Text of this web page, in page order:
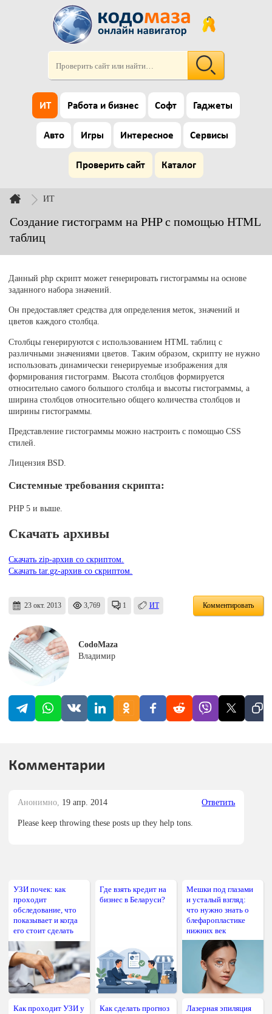
ИТ Работа и бизнес Софт Гаджеты
Авто Игры Интересное Сервисы
Проверить сайт Каталог
ИТ
Создание гистограмм на PHP с помощью HTML
таблиц
Данный php скрипт может генерировать гистограммы на основе
заданного набора значений.
Он предоставляет средства для определения меток, значений и
цветов каждого столбца.
Столбцы генерируются с использованием HTML таблиц с
различными значениями цветов. Таким образом, скрипту не нужно
использовать динамически генерируемые изображения для
формирования гистограмм. Высота столбцов формируется
относительно самого большого столбца и высоты гистограммы, а
ширина столбцов относительно общего количества столбцов и
ширины гистограммы.
Представление гистограммы можно настроить с помощью CSS
стилей.
Лицензия BSD.
Системные требования скрипта:
PHP 5 и выше.
Скачать архивы
Скачать zip-архив со скриптом.
Скачать tar.gz-архив со скриптом.
23 окт. 2013 3,769 1 ИТ Комментировать
CodoMaza
Владимир
Комментарии
Анонимно, 19 апр. 2014 Ответить
Please keep throwing these posts up they help tons.
УЗИ почек: как
проходит
обследование, что
показывает и когда
его стоит сделать
Где взять кредит на
бизнес в Беларуси?
Мешки под глазами
и усталый взгляд:
что нужно знать о
блефаропластике
нижних век
Как проходит УЗИ у
Как сделать прогноз
Лазерная эпиляция